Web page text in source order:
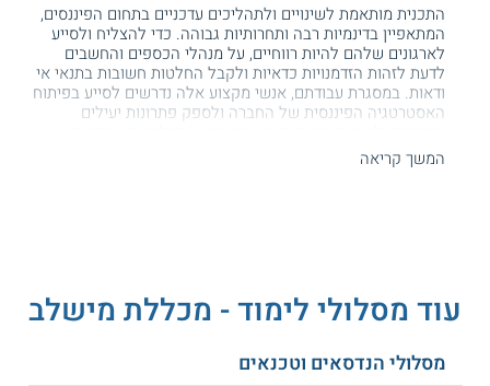
התכנית מותאמת לשינויים ולתהליכים עדכניים בתחום הפיננסים,
המתאפיין בדינמיות רבה ותחרותיות גבוהה. כדי להצליח ולסייע
לארגונים שלהם להיות רווחיים, על מנהלי הכספים והחשבים
לדעת לזהות הזדמנויות כדאיות ולקבל החלטות חשובות בתנאי אי
ודאות. במסגרת עבודתם, אנשי מקצוע אלה נדרשים לסייע בפיתוח
האסטרטגיה הפיננסית של החברה ולספק פתרונות יעילים
מגוונות. הכלים והידע הנרכשים במהלך הכשרה זו יכולים לתרום
לאנשי המקצוע לשפר את התפקוד וכך להתמודד ביעילות רבה
מטרת התכנית היא הקניית ידע וכלים פרקטיים החשובים
למנהלי
כספיםולחשבים. במהלך הקורס, המנהלים יכולים לפתח את
רלוונטיים כגון ניתוח פיננסי, מימון, מערכות מידע ועוד. כמו כן, הם
מפתחים את מיומנויות הניתוח המרחבי ולומדים ליישמן בתהליכים
המשך קריאה
עוד מסלולי לימוד - מכללת מישלב
מסלולי הנדסאים וטכנאים